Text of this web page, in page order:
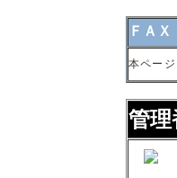
ＦＡ
本ペー
管理